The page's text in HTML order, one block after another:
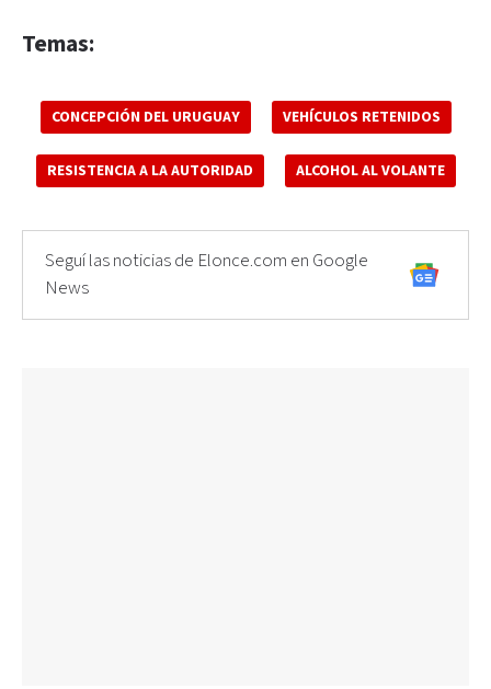
Temas:
CONCEPCIÓN DEL URUGUAY VEHÍCULOS RETENIDOS
RESISTENCIA A LA AUTORIDAD ALCOHOL AL VOLANTE
Seguí las noticias de Elonce.com en Google
News